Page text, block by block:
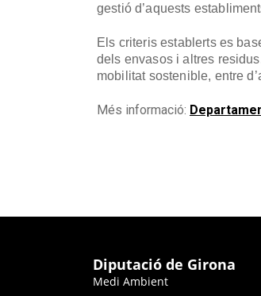
gestió d’aquests
Els criteris establerts es
dels envasos i altres
mobilitat sostenible, entre
Més informació:
Diputació de Girona
Medi Ambient